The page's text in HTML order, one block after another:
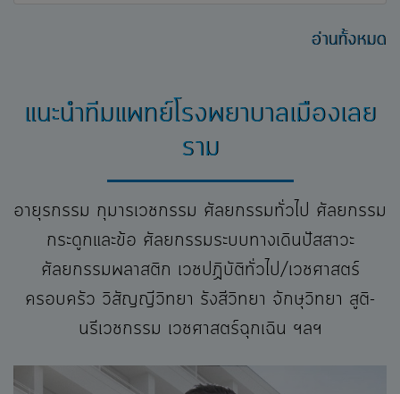
อ่านทั้งหมด
แนะนำทีมแพทย์โรงพยาบาลเมืองเลย
ราม
อายุรกรรม กุมารเวชกรรม ศัลยกรรมทั่วไป ศัลยกรรม
กระดูกและข้อ ศัลยกรรมระบบทางเดินปัสสาวะ
ศัลยกรรมพลาสติก เวชปฏิบัติทั่วไป/เวชศาสตร์
ครอบครัว วิสัญญีวิทยา รังสีวิทยา จักษุวิทยา สูติ-
นรีเวชกรรม เวชศาสตร์ฉุกเฉิน ฯลฯ